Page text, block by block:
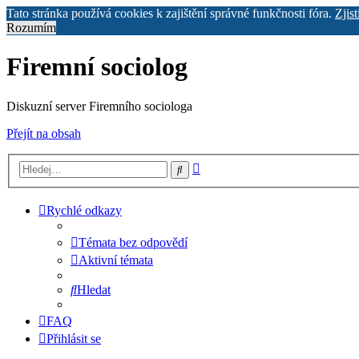
Tato stránka používá cookies k zajištění správné funkčnosti fóra.
Rozumím
Firemní sociolog
Diskuzní server Firemního sociologa
Přejít na obsah
Hledat
Rychlé odkazy
Témata bez odpovědí
Aktivní témata
Hledat
FAQ
Přihlásit se